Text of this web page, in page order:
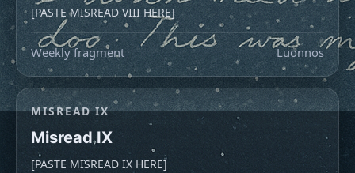
[PASTE MISREAD VIII HERE]
Weekly fragment Luonnos
MISREAD IX
Misread IX
[PASTE MISREAD IX HERE]